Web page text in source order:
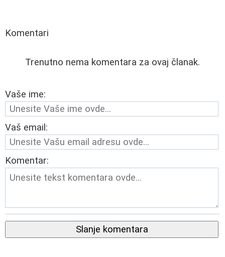
Komentari
Trenutno nema komentara za ovaj članak.
Vaše ime:
Vaš email:
Komentar:
Slanje komentara